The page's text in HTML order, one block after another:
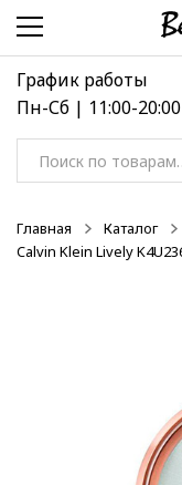
Перейти
навигации
Перейти
содержимому
График работы
Пн-Сб | 11:00-20:00
Искать:
Главная Каталог
Calvin Klein Lively
-50%
-50%
-50%